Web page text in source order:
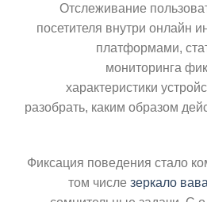
Отслеживание
посетителя внутри онлайн
платформами,
мониторинга
характеристики
разобрать, каким образом
Фиксация поведения стало
том числе зеркало